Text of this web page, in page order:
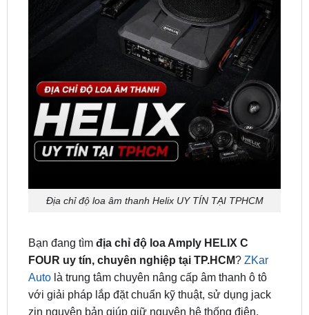
Địa chỉ độ loa âm thanh Helix UY TÍN TẠI TPHCM
Bạn đang tìmđịa chỉ độ loa Amply HELIX C
Auto là trung tâm chuyên nâng cấp âm thanh ô tô
với giải pháp lắp đặt chuẩn kỹ thuật, sử dụng jack
zin nguyên bản giúp giữ nguyên hệ thống điện,
không cắt dây, không ảnh hưởng đến bảo hành xe.